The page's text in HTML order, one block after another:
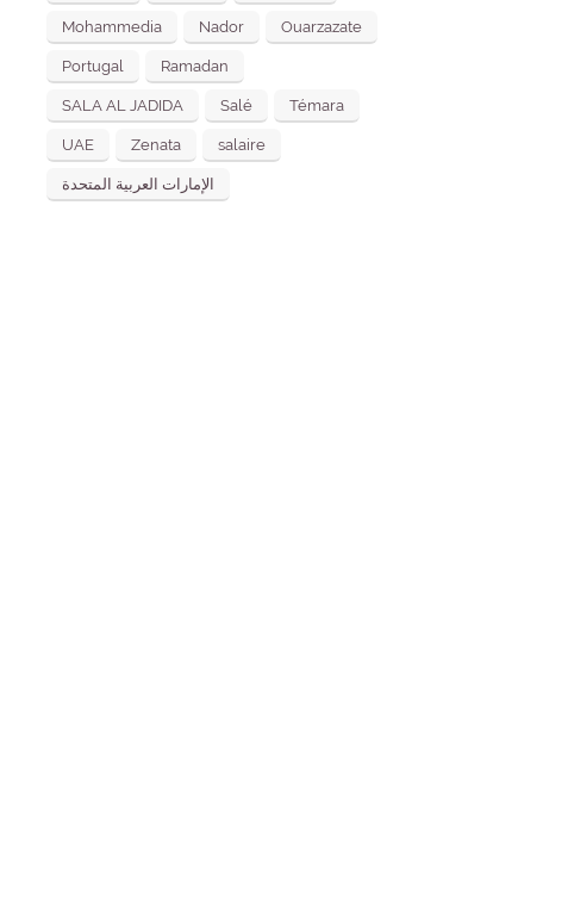
Mohammedia Nador Ouarzazate
Portugal Ramadan
SALA AL JADIDA Salé Témara
UAE Zenata salaire
الإمارات العربية المتحدة